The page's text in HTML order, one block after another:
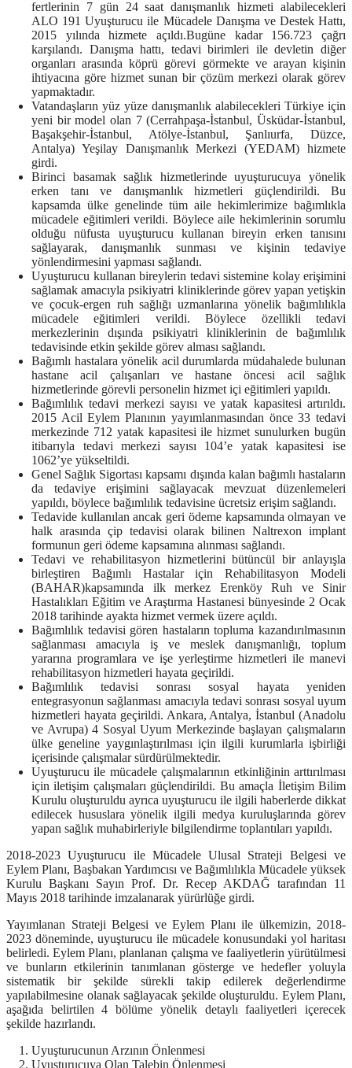
fertlerinin 7 gün 24 saat danışmanlık hizmeti alabilecekleri
ALO 191 Uyuşturucu ile Mücadele Danışma ve Destek Hattı,
2015 yılında hizmete açıldı.Bugüne kadar 156.723 çağrı
karşılandı. Danışma hattı, tedavi birimleri ile devletin diğer
organları arasında köprü görevi görmekte ve arayan kişinin
ihtiyacına göre hizmet sunan bir çözüm merkezi olarak görev
yapmaktadır.
Vatandaşların yüz yüze danışmanlık alabilecekleri Türkiye için
yeni bir model olan 7 (Cerrahpaşa-İstanbul, Üsküdar-İstanbul,
Başakşehir-İstanbul, Atölye-İstanbul, Şanlıurfa, Düzce,
Antalya) Yeşilay Danışmanlık Merkezi (YEDAM) hizmete
girdi.
Birinci basamak sağlık hizmetlerinde uyuşturucuya yönelik
erken tanı ve danışmanlık hizmetleri güçlendirildi. Bu
kapsamda ülke genelinde tüm aile hekimlerimize bağımlıkla
mücadele eğitimleri verildi. Böylece aile hekimlerinin sorumlu
olduğu nüfusta uyuşturucu kullanan bireyin erken tanısını
sağlayarak, danışmanlık sunması ve kişinin tedaviye
yönlendirmesini yapması sağlandı.
Uyuşturucu kullanan bireylerin tedavi sistemine kolay erişimini
sağlamak amacıyla psikiyatri kliniklerinde görev yapan yetişkin
ve çocuk-ergen ruh sağlığı uzmanlarına yönelik bağımlılıkla
mücadele eğitimleri verildi. Böylece özellikli tedavi
merkezlerinin dışında psikiyatri kliniklerinin de bağımlılık
tedavisinde etkin şekilde görev alması sağlandı.
Bağımlı hastalara yönelik acil durumlarda müdahalede bulunan
hastane acil çalışanları ve hastane öncesi acil sağlık
hizmetlerinde görevli personelin hizmet içi eğitimleri yapıldı.
Bağımlılık tedavi merkezi sayısı ve yatak kapasitesi artırıldı.
2015 Acil Eylem Planının yayımlanmasından önce 33 tedavi
merkezinde 712 yatak kapasitesi ile hizmet sunulurken bugün
itibarıyla tedavi merkezi sayısı 104’e yatak kapasitesi ise
1062’ye yükseltildi.
Genel Sağlık Sigortası kapsamı dışında kalan bağımlı hastaların
da tedaviye erişimini sağlayacak mevzuat düzenlemeleri
yapıldı, böylece bağımlılık tedavisine ücretsiz erişim sağlandı.
Tedavide kullanılan ancak geri ödeme kapsamında olmayan ve
halk arasında çip tedavisi olarak bilinen Naltrexon implant
formunun geri ödeme kapsamına alınması sağlandı.
Tedavi ve rehabilitasyon hizmetlerini bütüncül bir anlayışla
birleştiren Bağımlı Hastalar için Rehabilitasyon Modeli
(BAHAR)kapsamında ilk merkez Erenköy Ruh ve Sinir
Hastalıkları Eğitim ve Araştırma Hastanesi bünyesinde 2 Ocak
2018 tarihinde ayakta hizmet vermek üzere açıldı.
Bağımlılık tedavisi gören hastaların topluma kazandırılmasının
sağlanması amacıyla iş ve meslek danışmanlığı, toplum
yararına programlara ve işe yerleştirme hizmetleri ile manevi
rehabilitasyon hizmetleri hayata geçirildi.
Bağımlılık tedavisi sonrası sosyal hayata yeniden
entegrasyonun sağlanması amacıyla tedavi sonrası sosyal uyum
hizmetleri hayata geçirildi. Ankara, Antalya, İstanbul (Anadolu
ve Avrupa) 4 Sosyal Uyum Merkezinde başlayan çalışmaların
ülke geneline yaygınlaştırılması için ilgili kurumlarla işbirliği
içerisinde çalışmalar sürdürülmektedir.
Uyuşturucu ile mücadele çalışmalarının etkinliğinin arttırılması
için iletişim çalışmaları güçlendirildi. Bu amaçla İletişim Bilim
Kurulu oluşturuldu ayrıca uyuşturucu ile ilgili haberlerde dikkat
edilecek hususlara yönelik ilgili medya kuruluşlarında görev
yapan sağlık muhabirleriyle bilgilendirme toplantıları yapıldı.
2018-2023 Uyuşturucu ile Mücadele Ulusal Strateji Belgesi ve
Eylem Planı, Başbakan Yardımcısı ve Bağımlılıkla Mücadele yüksek
Kurulu Başkanı Sayın Prof. Dr. Recep AKDAĞ tarafından 11
Mayıs 2018 tarihinde imzalanarak yürürlüğe girdi.
Yayımlanan Strateji Belgesi ve Eylem Planı ile ülkemizin, 2018-
2023 döneminde, uyuşturucu ile mücadele konusundaki yol haritası
belirledi. Eylem Planı, planlanan çalışma ve faaliyetlerin yürütülmesi
ve bunların etkilerinin tanımlanan gösterge ve hedefler yoluyla
sistematik bir şekilde sürekli takip edilerek değerlendirme
yapılabilmesine olanak sağlayacak şekilde oluşturuldu. Eylem Planı,
aşağıda belirtilen 4 bölüme yönelik detaylı faaliyetleri içerecek
şekilde hazırlandı.
Uyuşturucunun Arzının Önlenmesi
Uyuşturucuya Olan Talebin Önlenmesi